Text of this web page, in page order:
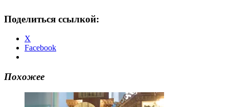
Поделиться ссылкой:
X
Facebook
Похожее